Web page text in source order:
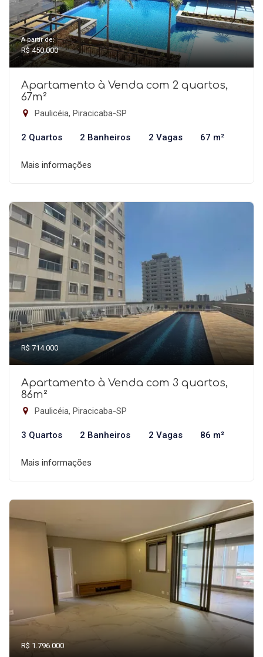
A partir de:
R$ 450.000
Apartamento à Venda com 2 quartos,
67m²
Paulicéia, Piracicaba-SP
2 Quartos 2 Banheiros 2 Vagas 67 m²
Mais informações
R$ 714.000
Apartamento à Venda com 3 quartos,
86m²
Paulicéia, Piracicaba-SP
3 Quartos 2 Banheiros 2 Vagas 86 m²
Mais informações
R$ 1.796.000